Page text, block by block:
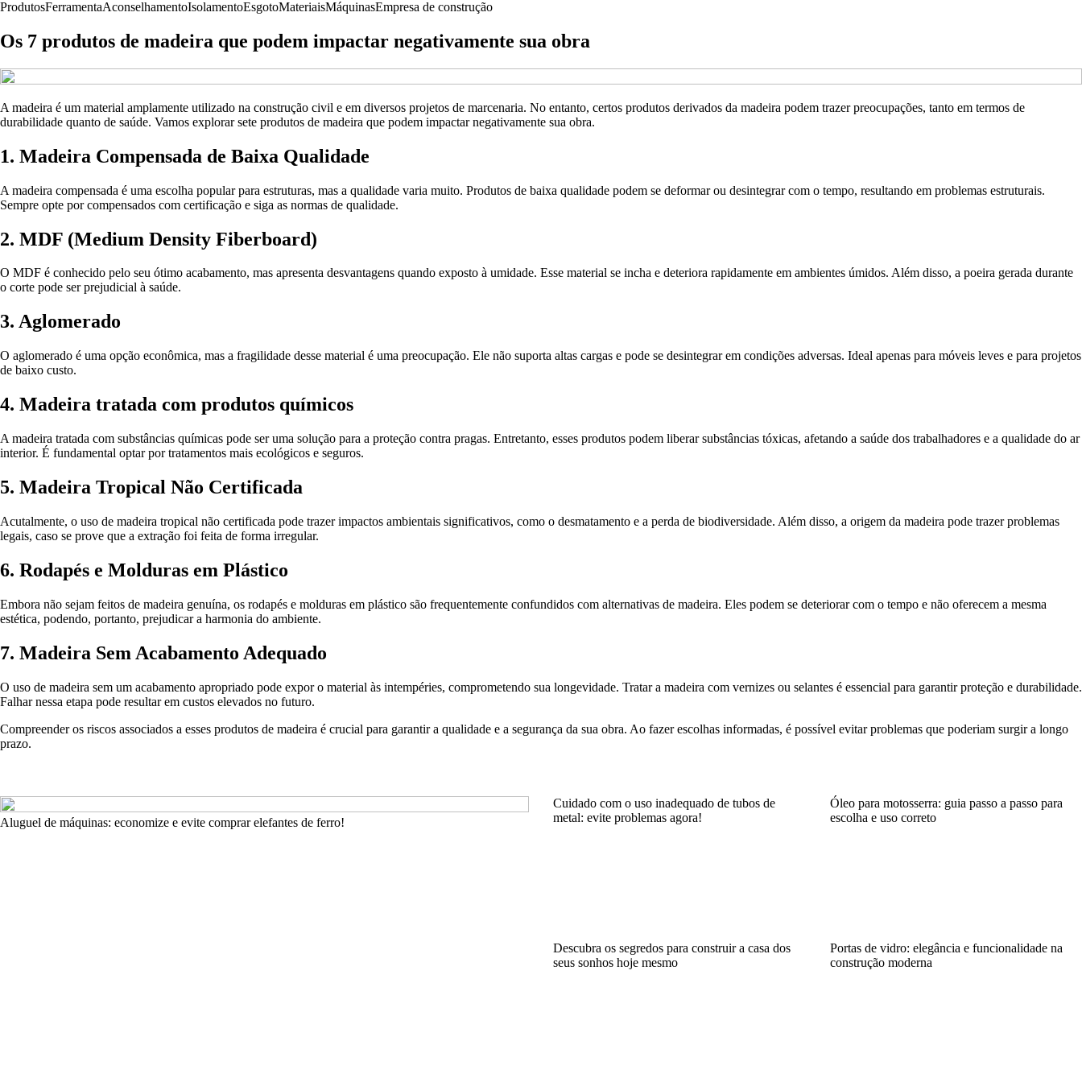
ProdutosFerramentaAconselhamentoIsolamentoEsgotoMateriaisMáquinasEmpresa de construção
Os 7 produtos de madeira que podem impactar negativamente sua obra
A madeira é um material amplamente utilizado na construção civil e em diversos projetos de marcenaria. No entanto, certos produtos derivados da madeira podem trazer preocupações, tanto em termos de
durabilidade quanto de saúde. Vamos explorar sete produtos de madeira que podem impactar negativamente sua obra.
1. Madeira Compensada de Baixa Qualidade
A madeira compensada é uma escolha popular para estruturas, mas a qualidade varia muito. Produtos de baixa qualidade podem se deformar ou desintegrar com o tempo, resultando em problemas estruturais.
Sempre opte por compensados com certificação e siga as normas de qualidade.
2. MDF (Medium Density Fiberboard)
O MDF é conhecido pelo seu ótimo acabamento, mas apresenta desvantagens quando exposto à umidade. Esse material se incha e deteriora rapidamente em ambientes úmidos. Além disso, a poeira gerada durante
o corte pode ser prejudicial à saúde.
3. Aglomerado
O aglomerado é uma opção econômica, mas a fragilidade desse material é uma preocupação. Ele não suporta altas cargas e pode se desintegrar em condições adversas. Ideal apenas para móveis leves e para projetos
de baixo custo.
4. Madeira tratada com produtos químicos
A madeira tratada com substâncias químicas pode ser uma solução para a proteção contra pragas. Entretanto, esses produtos podem liberar substâncias tóxicas, afetando a saúde dos trabalhadores e a qualidade do ar
interior. É fundamental optar por tratamentos mais ecológicos e seguros.
5. Madeira Tropical Não Certificada
Acutalmente, o uso de madeira tropical não certificada pode trazer impactos ambientais significativos, como o desmatamento e a perda de biodiversidade. Além disso, a origem da madeira pode trazer problemas
legais, caso se prove que a extração foi feita de forma irregular.
6. Rodapés e Molduras em Plástico
Embora não sejam feitos de madeira genuína, os rodapés e molduras em plástico são frequentemente confundidos com alternativas de madeira. Eles podem se deteriorar com o tempo e não oferecem a mesma
estética, podendo, portanto, prejudicar a harmonia do ambiente.
7. Madeira Sem Acabamento Adequado
O uso de madeira sem um acabamento apropriado pode expor o material às intempéries, comprometendo sua longevidade. Tratar a madeira com vernizes ou selantes é essencial para garantir proteção e durabilidade.
Falhar nessa etapa pode resultar em custos elevados no futuro.
Compreender os riscos associados a esses produtos de madeira é crucial para garantir a qualidade e a segurança da sua obra. Ao fazer escolhas informadas, é possível evitar problemas que poderiam surgir a longo
prazo.
Aluguel de máquinas: economize e evite comprar elefantes de ferro!
Cuidado com o uso inadequado de tubos de
metal: evite problemas agora!
Óleo para motosserra: guia passo a passo para
escolha e uso correto
Descubra os segredos para construir a casa dos
seus sonhos hoje mesmo
Portas de vidro: elegância e funcionalidade na
construção moderna